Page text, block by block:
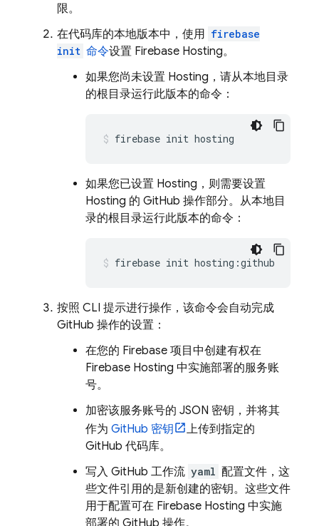
限。
在代码库的本地版本中，使用 firebase
init 命令设置 Firebase Hosting。
如果您尚未设置 Hosting ，请从本地目录
的根目录运行此版本的命令：
firebase init hosting
如果您已设置 Hosting ，则需要设置
Hosting 的 GitHub 操作部分。从本地目
录的根目录运行此版本的命令：
firebase init hosting:github
按照 CLI 提示进行操作，该命令会自动完成
GitHub 操作的设置：
在您的 Firebase 项目中创建有权在
Firebase Hosting 中实施部署的服务账
号。
加密该服务账号的 JSON 密钥，并将其
作为 GitHub 密钥
上传到指定的
GitHub 代码库。
写入 GitHub 工作流 yaml 配置文件，这
些文件引用的是新创建的密钥。这些文件
用于配置可在 Firebase Hosting 中实施
部署的 GitHub 操作。